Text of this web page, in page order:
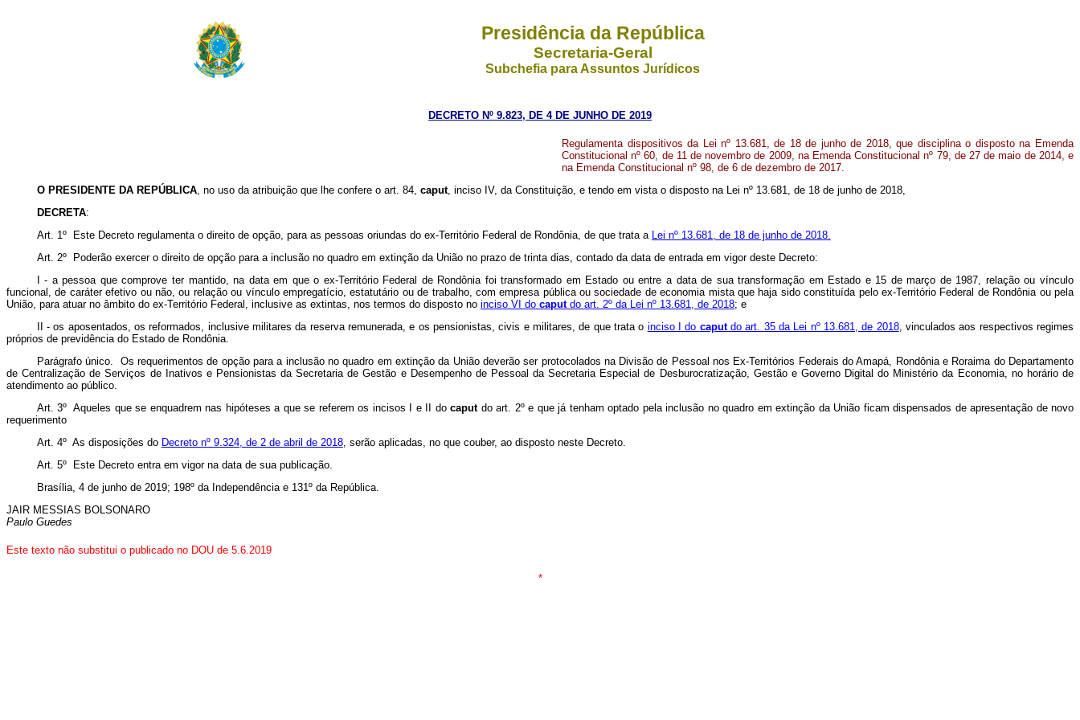
Presidência da República
Secretaria-Geral
Subchefia para Assuntos Jurídicos
DECRETO Nº 9.823, DE 4 DE JUNHO DE 2019
Regulamenta dispositivos da Lei nº 13.681, de 18 de junho de 2018, que disciplina o disposto na Emenda
Constitucional nº 60, de 11 de novembro de 2009, na Emenda Constitucional nº 79, de 27 de maio de 2014, e
na Emenda Constitucional nº 98, de 6 de dezembro de 2017.
O PRESIDENTE DA REPÚBLICA, no uso da atribuição que lhe confere o art. 84, caput, inciso IV, da Constituição, e tendo em vista o disposto na Lei nº 13.681, de 18 de junho de 2018,
DECRETA:
Art. 1º Este Decreto regulamenta o direito de opção, para as pessoas oriundas do ex-Território Federal de Rondônia, de que trata a Lei nº 13.681, de 18 de junho de 2018.
Art. 2º Poderão exercer o direito de opção para a inclusão no quadro em extinção da União no prazo de trinta dias, contado da data de entrada em vigor deste Decreto:
I - a pessoa que comprove ter mantido, na data em que o ex-Território Federal de Rondônia foi transformado em Estado ou entre a data de sua transformação em Estado e 15 de março de 1987, relação ou vínculo
funcional, de caráter efetivo ou não, ou relação ou vínculo empregatício, estatutário ou de trabalho, com empresa pública ou sociedade de economia mista que haja sido constituída pelo ex-Território Federal de Rondônia ou pela
União, para atuar no âmbito do ex-Território Federal, inclusive as extintas, nos termos do disposto no inciso VI do caputdo art. 2º da Lei nº 13.681, de 2018; e
II - os aposentados, os reformados, inclusive militares da reserva remunerada, e os pensionistas, civis e militares, de que trata o inciso I do caputdo art. 35 da Lei nº 13.681, de 2018, vinculados aos respectivos regimes
próprios de previdência do Estado de Rondônia.
Parágrafo único. Os requerimentos de opção para a inclusão no quadro em extinção da União deverão ser protocolados na Divisão de Pessoal nos Ex-Territórios Federais do Amapá, Rondônia e Roraima do Departamento
de Centralização de Serviços de Inativos e Pensionistas da Secretaria de Gestão e Desempenho de Pessoal da Secretaria Especial de Desburocratização, Gestão e Governo Digital do Ministério da Economia, no horário de
atendimento ao público.
Art. 3º Aqueles que se enquadrem nas hipóteses a que se referem os incisos I e II docaputdo art. 2º e que já tenham optado pela inclusão no quadro em extinção da União ficam dispensados de apresentação de novo
requerimento
Art. 4º As disposições do Decreto nº 9.324, de 2 de abril de 2018, serão aplicadas, no que couber, ao disposto neste Decreto.
Art. 5º Este Decreto entra em vigor na data de sua publicação.
Brasília, 4 de junho de 2019; 198º da Independência e 131º da República.
JAIR MESSIAS BOLSONARO
Paulo Guedes
Este texto não substitui o publicado no DOU de 5.6.2019
*